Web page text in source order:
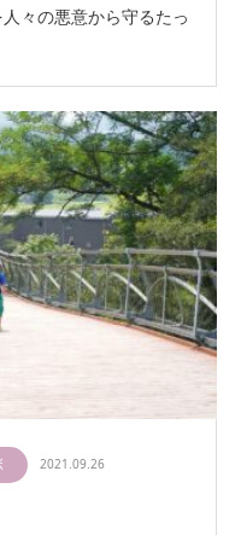
々の悪意から守るたっ
2021.09.26